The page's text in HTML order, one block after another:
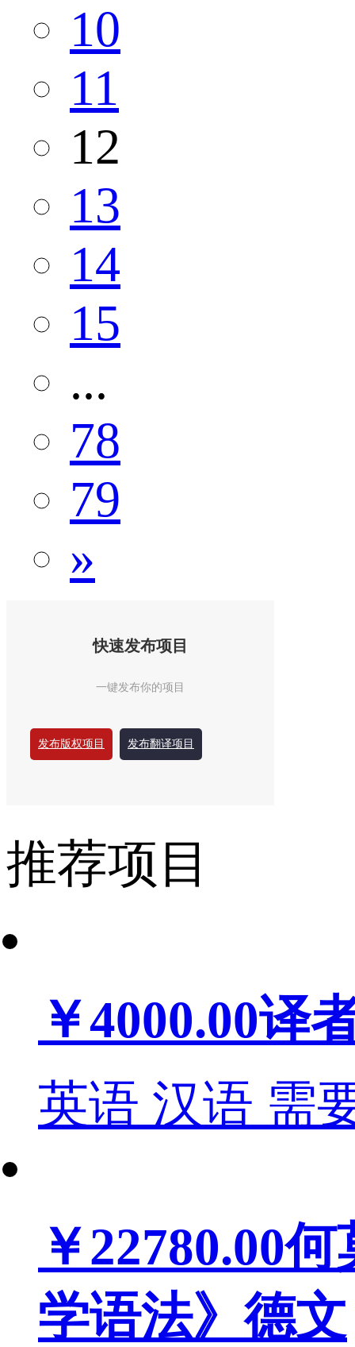
10
11
12
13
14
15
...
78
79
»
快速发布项目
一键发布你的项目
发布版权项目 发布翻译项目
推荐项目
￥4000.00译
英语 汉语 需
￥22780.00何
学语法》德文